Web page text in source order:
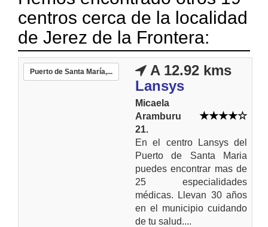
centros cerca de la localidad
de Jerez de la Frontera:
Puerto de Santa María,...
A 12.92 kms
Lansys
Micaela
Aramburu
21.
En el centro Lansys del
Puerto de Santa Maria
puedes encontrar mas de
25 especialidades
médicas. Llevan 30 años
en el municipio cuidando
de tu salud....